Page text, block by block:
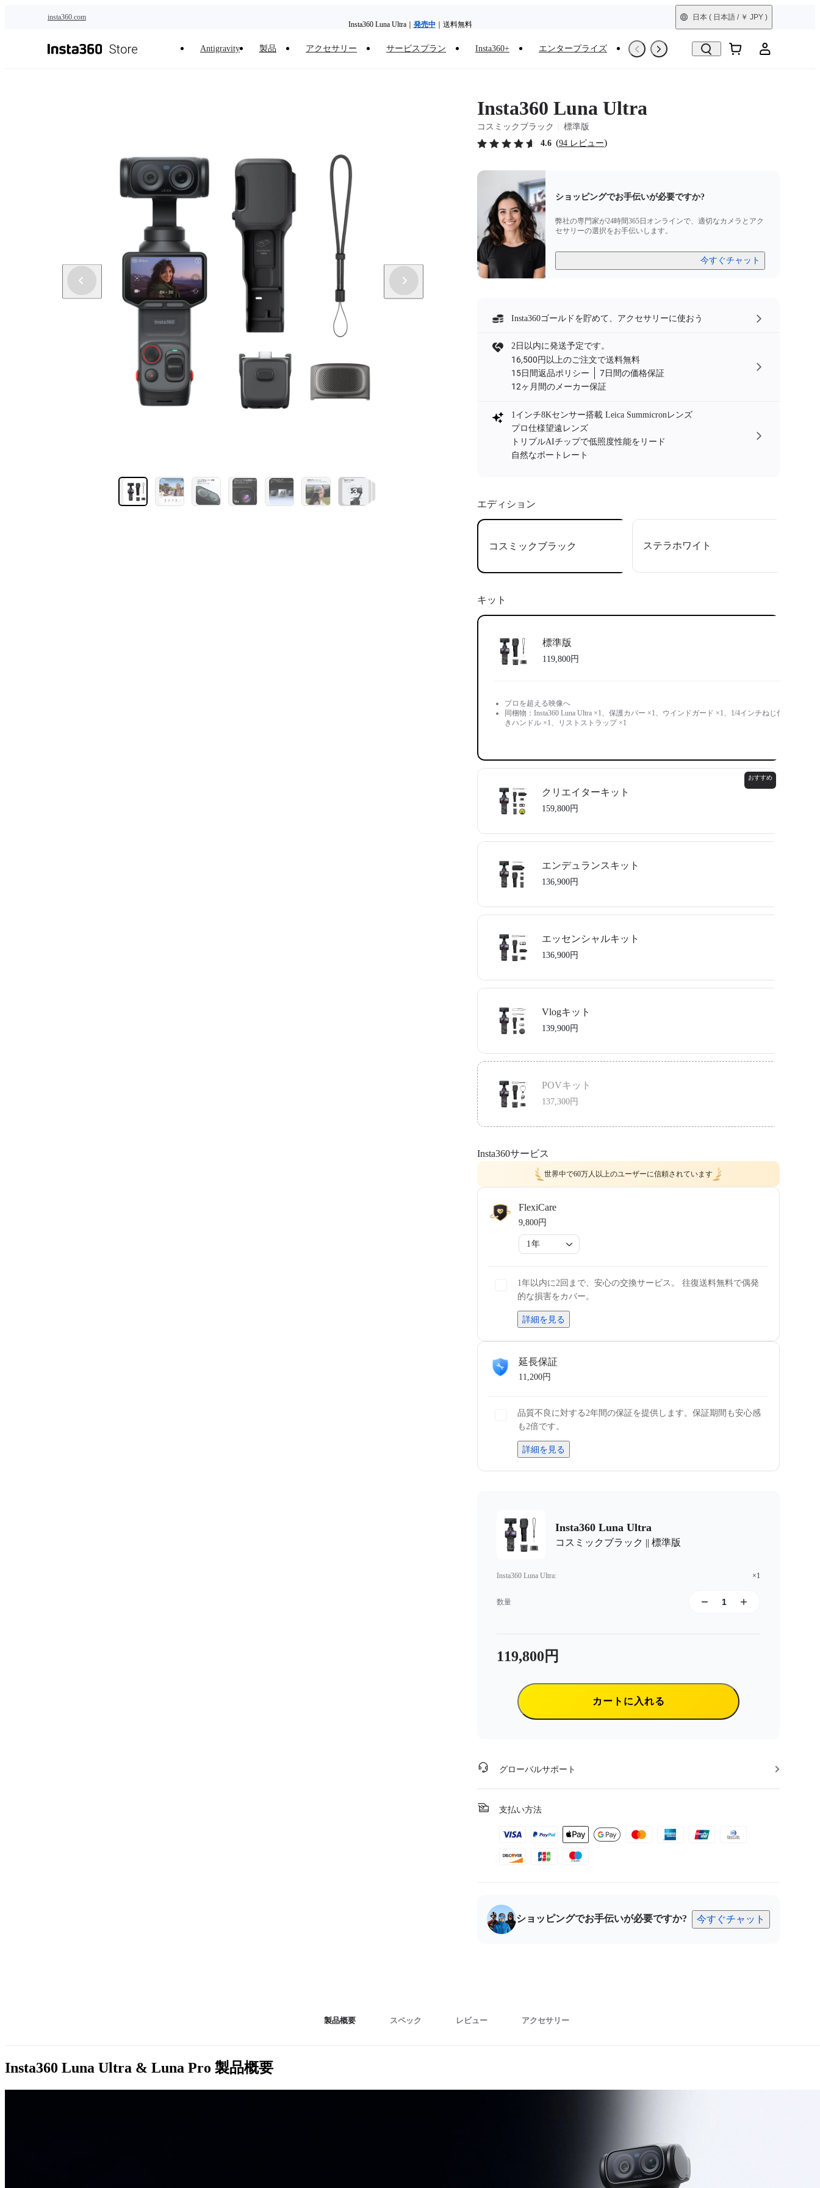
insta360.com 日本 ( 日本語 / ￥ JPY )
Antigravity 製品 アクセサリー サービスプラン Insta360+ エンタープライズ 撮影シーン Trade-In 整備済製品
+3
Insta360 Luna Ultra
コスミックブラック
標準版
4.6 (94 レビュー)
ショッピングでお手伝いが必要ですか?
弊社の専門家が24時間365日オンラインで、適切なカメラとアク
セサリーの選択をお手伝いします。
今すぐチャット
Insta360ゴールドを貯めて、アクセサリーに使おう
2日以内に発送予定です。
16,500円以上のご注文で送料無料
15日間返品ポリシー
7日間の価格保証
12ヶ月間のメーカー保証
1インチ8Kセンサー搭載 Leica Summicronレンズ
プロ仕様望遠レンズ
トリプルAIチップで低照度性能をリード
自然なポートレート
エディション
コスミックブラック ステラホワイト
キット
標準版
119,800円
プロを超える映像へ
同梱物：Insta360 Luna Ultra ×1、保護カバー ×1、ウインドガード ×1、1/4インチねじ付
きハンドル ×1、リストストラップ ×1
おすすめ
クリエイターキット
159,800円
同梱物：Insta360 Luna Ultra ×1、Mic Pro 送信機 ×1、広角レンズ ×1、バッテリーハンド
ル ×1、収納バッグ ×1、保護カバー ×1、ウインドガード ×1、1/4インチねじ付きハン
ドル ×1、リストストラップ ×1
エンデュランスキット
136,900円
同梱物：Insta360 Luna Ultra ×1、バッテリーハンドル ×1、収納バッグ ×1、保護カバー
×1、ウインドガード ×1、1/4インチねじ付きハンドル ×1、リストストラップ ×1
エッセンシャルキット
136,900円
同梱物：Insta360 Luna Ultra ×1、ブラックミストフィルター ×1、収納バッグ ×1、保護
カバー ×1、ウインドガード ×1、1/4インチねじ付きハンドル ×1、リストストラップ
×1
Vlogキット
139,900円
同梱物：Insta360 Luna Ultra ×1、Mic Air 送信機 ×1、ブラックミストフィルター ×1、ク
ロスボディストラップ ×1、保護カバー ×1、ウインドガード ×1、1/4インチねじ付きハ
ンドル ×1、リストストラップ ×1
POVキット
137,300円
同梱物：Insta360 Luna Ultra ×1、POVヘッドトラッカー ×1、ネックレス式マウント
×1、保護カバー ×1、ウインドガード ×1、1/4インチねじ付きハンドル ×1、リストスト
ラップ ×1
Insta360サービス
世界中で60万人以上のユーザーに信頼されています
FlexiCare
9,800円
1年
1年以内に2回まで、安心の交換サービス。 往復送料無料で偶発
的な損害をカバー。
詳細を見る
延長保証
11,200円
品質不良に対する2年間の保証を提供します。保証期間も安心感
も2倍です。
詳細を見る
Insta360 Luna Ultra
コスミックブラック || 標準版
Insta360 Luna Ultra: ×1
数量
119,800円
カートに入れる
グローバルサポート
支払い方法
ショッピングでお手伝いが必要ですか? 今すぐチャット
製品概要 スペック レビュー アクセサリー
Insta360 Luna Ultra & Luna Pro 製品概要